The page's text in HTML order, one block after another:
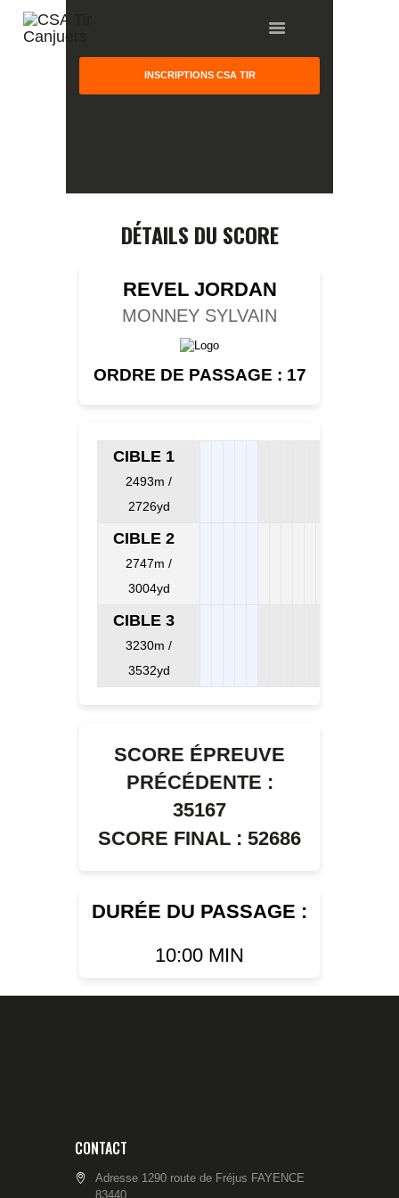
INSCRIPTIONS CSA TIR
GALLERY
COMPETITION
TEAM CANJUERS
DÉTAILS DU SCORE
REVEL JORDAN
MONNEY SYLVAIN
ORDRE DE PASSAGE : 17
CIBLE 1
2493m /
2726yd
CIBLE 2
2747m /
3004yd
CIBLE 3
3230m /
3532yd
SCORE ÉPREUVE
PRÉCÉDENTE :
35167
SCORE FINAL : 52686
DURÉE DU PASSAGE :
10:00 MIN
CONTACT
Adresse 1290 route de Fréjus FAYENCE
83440